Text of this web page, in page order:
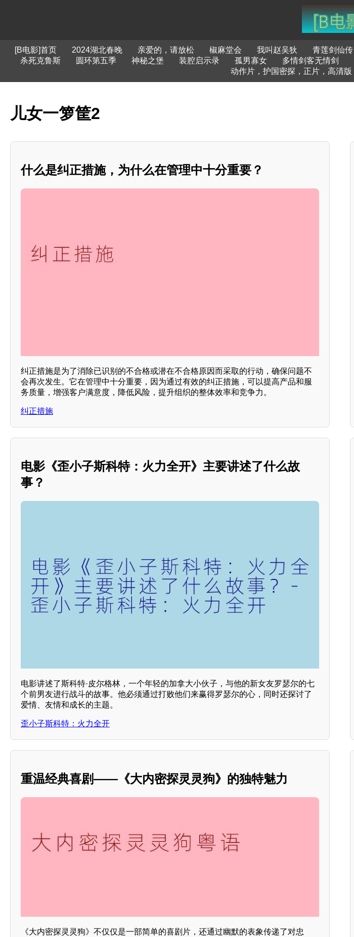
[B电影]首页 2024湖北春晚 亲爱的，请放松 椒麻堂会 我叫赵吴狄 青莲剑仙传
杀死克鲁斯
圆环第五季 神秘之堡 装腔启示录 孤男寡女 多情剑客无情剑
动作片，护国密探，正片，高清版
儿女一箩筐2
什么是纠正措施，为什么在管理中十分重要？
纠正措施是为了消除已识别的不合格或潜在不合格原因而采取的行动，确保问题不
会再次发生。它在管理中十分重要，因为通过有效的纠正措施，可以提高产品和服
务质量，增强客户满意度，降低风险，提升组织的整体效率和竞争力。
纠正措施
电影《歪小子斯科特：火力全开》主要讲述了什么故
事？
电影讲述了斯科特·皮尔格林，一个年轻的加拿大小伙子，与他的新女友罗瑟尔的七
个前男友进行战斗的故事。他必须通过打败他们来赢得罗瑟尔的心，同时还探讨了
爱情、友情和成长的主题。
歪小子斯科特：火力全开
重温经典喜剧——《大内密探灵灵狗》的独特魅力
《大内密探灵灵狗》不仅仅是一部简单的喜剧片，还通过幽默的表象传递了对忠